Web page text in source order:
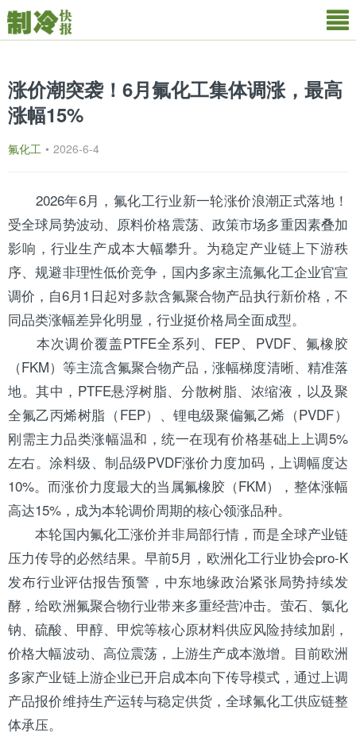
涨价潮突袭！6月氟化工集体调涨，最高
涨幅15%
氟化工 • 2026-6-4
2026年6月，氟化工行业新一轮涨价浪潮正式落地！
受全球局势波动、原料价格震荡、政策市场多重因素叠加
影响，行业生产成本大幅攀升。为稳定产业链上下游秩
序、规避非理性低价竞争，国内多家主流氟化工企业官宣
调价，自6月1日起对多款含氟聚合物产品执行新价格，不
同品类涨幅差异化明显，行业挺价格局全面成型。
本次调价覆盖PTFE全系列、FEP、PVDF、氟橡胶
（FKM）等主流含氟聚合物产品，涨幅梯度清晰、精准落
地。其中，PTFE悬浮树脂、分散树脂、浓缩液，以及聚
全氟乙丙烯树脂（FEP）、锂电级聚偏氟乙烯（PVDF）
刚需主力品类涨幅温和，统一在现有价格基础上上调5%
左右。涂料级、制品级PVDF涨价力度加码，上调幅度达
10%。而涨价力度最大的当属氟橡胶（FKM），整体涨幅
高达15%，成为本轮调价周期的核心领涨品种。
本轮国内氟化工涨价并非局部行情，而是全球产业链
压力传导的必然结果。早前5月，欧洲化工行业协会pro-K
发布行业评估报告预警，中东地缘政治紧张局势持续发
酵，给欧洲氟聚合物行业带来多重经营冲击。萤石、氯化
钠、硫酸、甲醇、甲烷等核心原材料供应风险持续加剧，
价格大幅波动、高位震荡，上游生产成本激增。目前欧洲
多家产业链上游企业已开启成本向下传导模式，通过上调
产品报价维持生产运转与稳定供货，全球氟化工供应链整
体承压。